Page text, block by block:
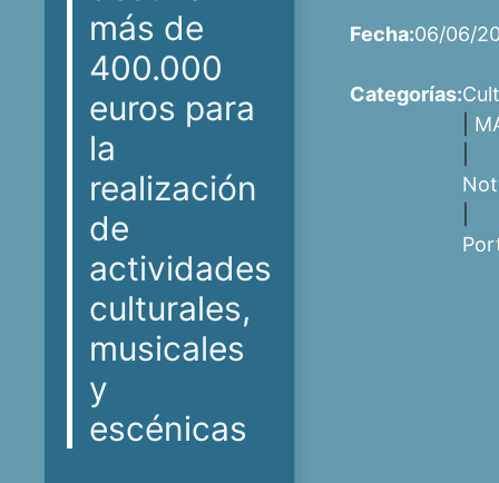
más de
400.000
euros para
la
realización
de
actividades
culturales,
musicales
y
escénicas
Fecha:06/06/
Categorías: